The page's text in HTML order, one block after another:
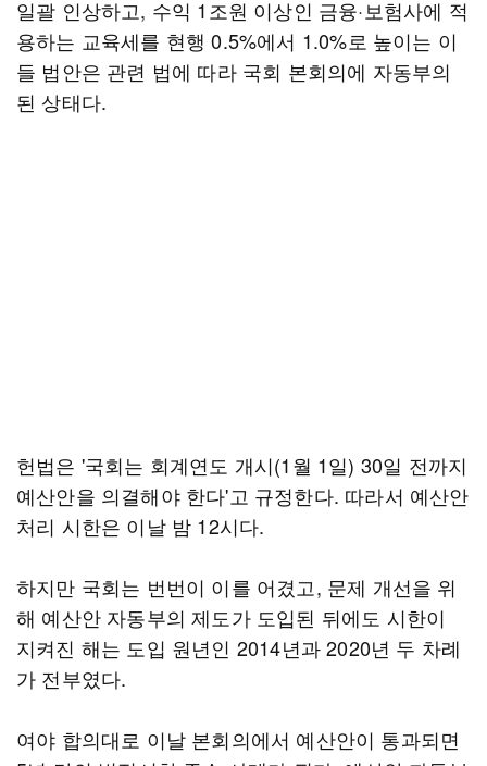
일괄 인상하고, 수익 1조원 이상인 금융·보험사에 적
용하는 교육세를 현행 0.5%에서 1.0%로 높이는 이
들 법안은 관련 법에 따라 국회 본회의에 자동부의
된 상태다.
헌법은 '국회는 회계연도 개시(1월 1일) 30일 전까지
예산안을 의결해야 한다'고 규정한다. 따라서 예산안
처리 시한은 이날 밤 12시다.
하지만 국회는 번번이 이를 어겼고, 문제 개선을 위
해 예산안 자동부의 제도가 도입된 뒤에도 시한이
지켜진 해는 도입 원년인 2014년과 2020년 두 차례
가 전부였다.
여야 합의대로 이날 본회의에서 예산안이 통과되면